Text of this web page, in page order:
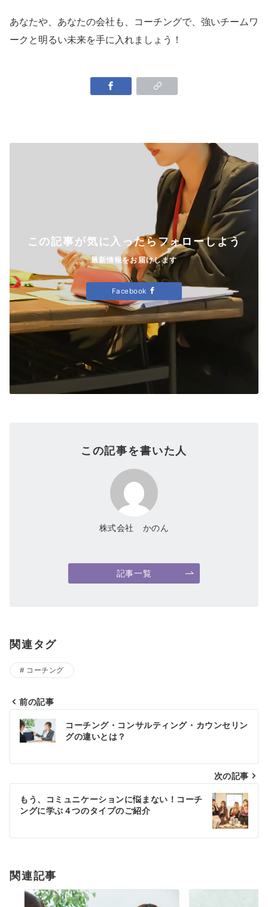
あなたや、あなたの会社も、コーチングで、強いチームワ
ークと明るい未来を手に入れましょう！
この記事が気に入ったらフォローしよう
最新情報をお届けします
Facebook
この記事を書いた人
株式会社 かのん
記事一覧
関連タグ
コーチング
投
稿
ビ
ゲ
シ
ン
前の記事
コーチング・コンサルティング・カウンセリン
グの違いとは？
次の記事
もう、コミュニケーションに悩まない！コーチ
ングに学ぶ４つのタイプのご紹介
関連記事